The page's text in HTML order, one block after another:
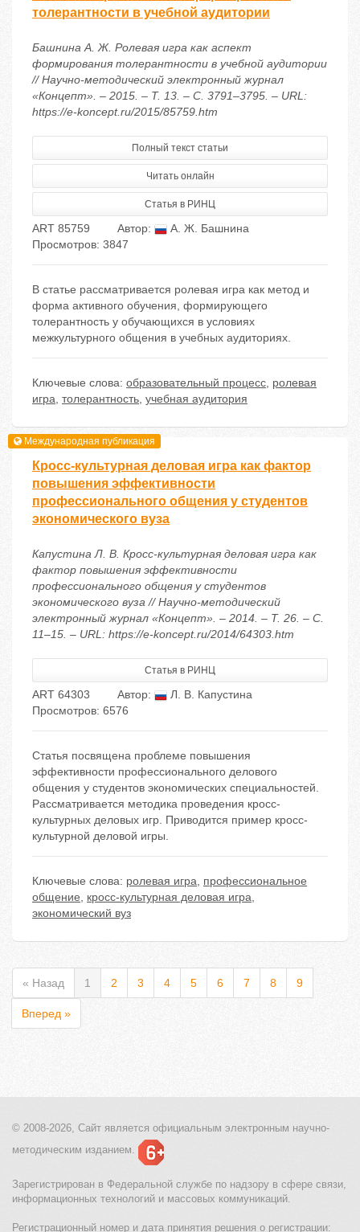
толерантности в учебной аудитории
Башнина А. Ж. Ролевая игра как аспект
формирования толерантности в учебной аудитории
// Научно-методический электронный журнал
«Концепт». – 2015. – Т. 13. – С. 3791–3795. – URL:
https://e-koncept.ru/2015/85759.htm
Полный текст статьи
Читать онлайн
Статья в РИНЦ
ART 85759 Автор:
А. Ж. Башнина
Просмотров: 3847
В статье рассматривается ролевая игра как метод и
форма активного обучения, формирующего
толерантность у обучающихся в условиях
межкультурного общения в учебных аудиториях.
Ключевые слова: образовательный процесс, ролевая
игра, толерантность, учебная аудитория
Международная публикация
Кросс-культурная деловая игра как фактор
повышения эффективности
профессионального общения у студентов
экономического вуза
Капустина Л. В. Кросс-культурная деловая игра как
фактор повышения эффективности
профессионального общения у студентов
экономического вуза // Научно-методический
электронный журнал «Концепт». – 2014. – Т. 26. – С.
11–15. – URL: https://e-koncept.ru/2014/64303.htm
Статья в РИНЦ
ART 64303 Автор:
Л. В. Капустина
Просмотров: 6576
Статья посвящена проблеме повышения
эффективности профессионального делового
общения у студентов экономических специальностей.
Рассматривается методика проведения кросс-
культурных деловых игр. Приводится пример кросс-
культурной деловой игры.
Ключевые слова: ролевая игра, профессиональное
общение, кросс-культурная деловая игра,
экономический вуз
« Назад 1 2 3 4 5 6 7 8 9
Вперед »
© 2008-2026, Сайт является официальным электронным научно-
методическим изданием.
Зарегистрирован в Федеральной службе по надзору в сфере связи,
информационных технологий и массовых коммуникаций.
Регистрационный номер и дата принятия решения о регистрации: